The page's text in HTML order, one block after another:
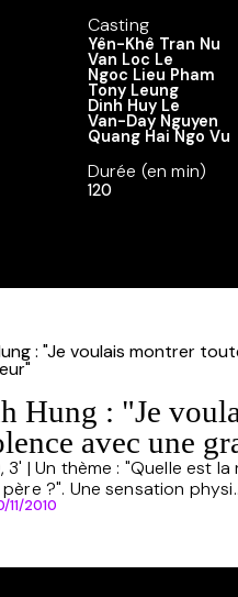
Casting
Yên-Khê Tran Nu
Van Loc Le
Ngoc Lieu Pham
Tony Leung
Dinh Huy Le
Van-Day Nguyen
Quang Hai Ngo Vu
Durée (en min)
120
Hung : "Je
avec une
3' | Un thème : "Quelle est
?". Une sensation
11/2010